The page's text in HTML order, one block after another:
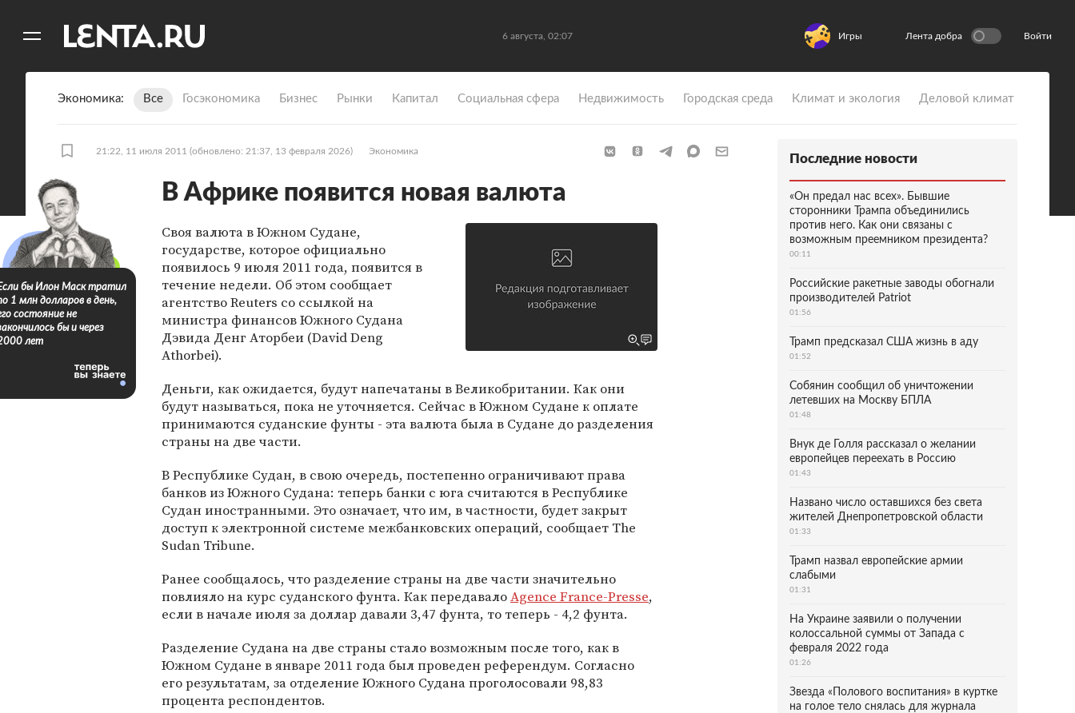
6 августа, 02:07 Игры Лента добра Войти
Экономика Все Госэкономика Бизнес Рынки Капитал Социальная сфера Недвижимость Городская среда Климат и экология Деловой климат
21:22, 11 июля 2011 (обновлено: 21:37, 13 февраля 2026) Экономика
В Африке появится новая валюта
Своя валюта в Южном Судане,
государстве, которое официально
появилось 9 июля 2011 года, появится в
течение недели. Об этом сообщает
агентство Reuters со ссылкой на
министра финансов Южного Судана
Дэвида Денг Аторбеи (David Deng
Athorbei).
Деньги, как ожидается, будут напечатаны в Великобритании. Как они
будут называться, пока не уточняется. Сейчас в Южном Судане к оплате
принимаются суданские фунты - эта валюта была в Судане до разделения
страны на две части.
В Республике Судан, в свою очередь, постепенно ограничивают права
банков из Южного Судана: теперь банки с юга считаются в Республике
Судан иностранными. Это означает, что им, в частности, будет закрыт
доступ к электронной системе межбанковских операций, сообщает The
Sudan Tribune.
Ранее сообщалось, что разделение страны на две части значительно
повлияло на курс суданского фунта. Как передавалоAgence France-Presse,
если в начале июля за доллар давали 3,47 фунта, то теперь - 4,2 фунта.
Разделение Судана на две страны стало возможным после того, как в
Южном Судане в январе 2011 года был проведен референдум. Согласно
его результатам, за отделение Южного Судана проголосовали 98,83
процента респондентов.
бы Илон Маск тратил
1 млн долларов в день,
состояние не
бы и через
лет
Последние новости
«Он предал нас всех». Бывшие
сторонники Трампа объединились
против него. Как они связаны с
возможным преемником президента?
00:11
Российские ракетные заводы обогнали
производителей Patriot
01:56
Трамп предсказал США жизнь в аду
01:52
Собянин сообщил об уничтожении
летевших на Москву БПЛА
01:48
Внук де Голля рассказал о желании
европейцев переехать в Россию
01:43
Названо число оставшихся без света
жителей Днепропетровской области
01:33
Трамп назвал европейские армии
слабыми
01:31
На Украине заявили о получении
колоссальной суммы от Запада с
февраля 2022 года
01:26
Звезда «Полового воспитания» в куртке
на голое тело снялась для журнала